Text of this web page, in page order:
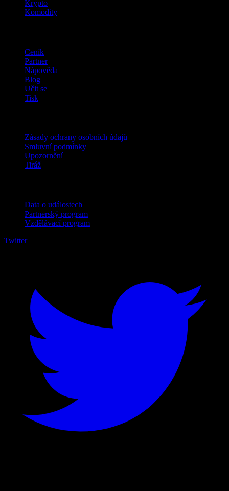
Krypto
Komodity
Ceník
Partner
Nápověda
Blog
Učit se
Tisk
Zásady ochrany osobních údajů
Smluvní podmínky
Upozornění
Tiráž
Data o událostech
Partnerský program
Vzdělávací program
Twitter